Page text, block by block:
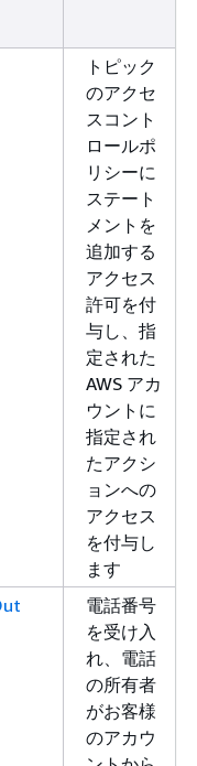
トピック
のアクセ
スコント
ロールポ
リシーに
ステート
メントを
追加する
アクセス
許可を付
与し、指
定された
AWS アカ
ウントに
指定され
たアクシ
ョンへの
アクセス
を付与し
ます
電話番号
を受け入
れ、電話
の所有者
がお客様
のアカウ